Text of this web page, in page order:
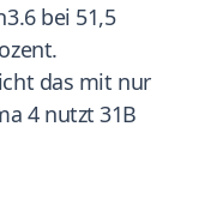
bei 51,5
das mit nur
4 nutzt 31B